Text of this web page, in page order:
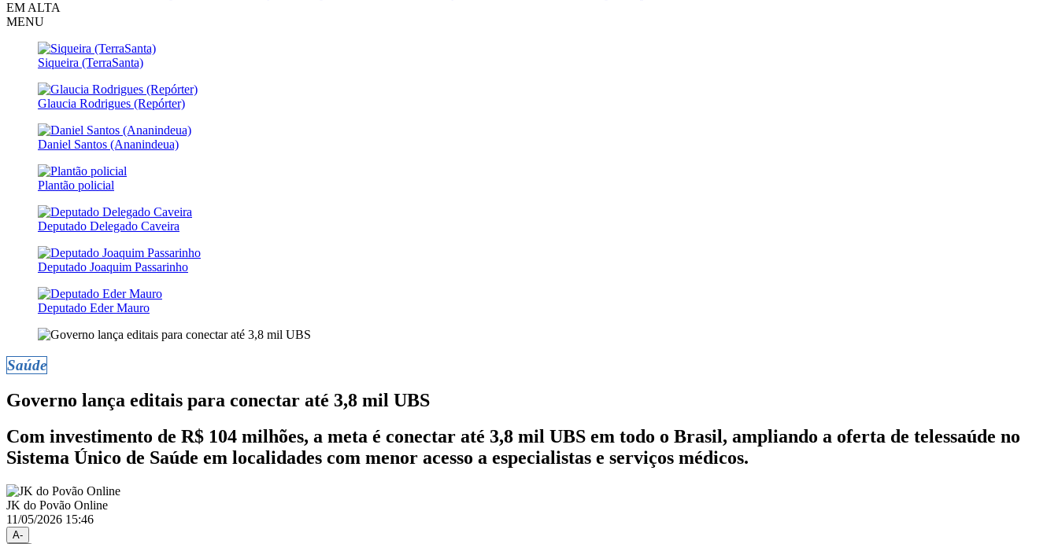
EM ALTA
MENU
Siqueira (TerraSanta)
Glaucia Rodrigues (Repórter)
Daniel Santos (Ananindeua)
Plantão policial
Deputado Delegado Caveira
Deputado Joaquim Passarinho
Deputado Eder Mauro
Saúde
Governo lança editais para conectar até 3,8 mil UBS
Com investimento de R$ 104 milhões, a meta é conectar até 3,8 mil UBS em todo o Brasil, ampliando a oferta de telessaúde no
Sistema Único de Saúde em localidades com menor acesso a especialistas e serviços médicos.
JK do Povão Online
11/05/2026 15:46
A-